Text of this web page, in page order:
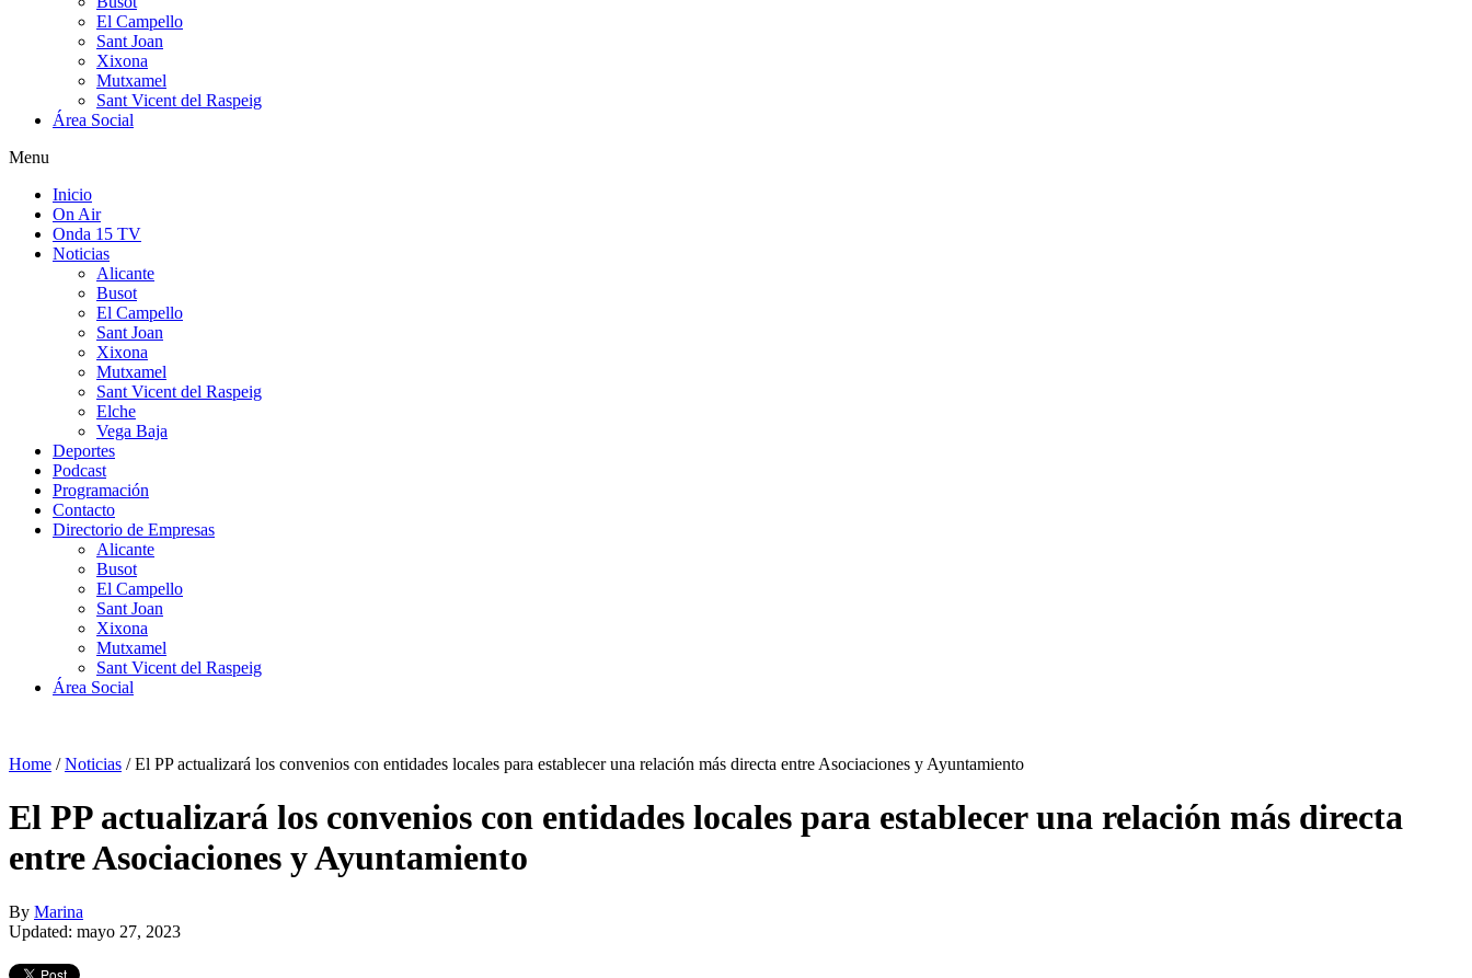
El Campello
Sant Joan
Xixona
Mutxamel
Sant Vicent del Raspeig
Área Social
Menu
Inicio
On Air
Onda 15 TV
Noticias
Alicante
Busot
El Campello
Sant Joan
Xixona
Mutxamel
Sant Vicent del Raspeig
Elche
Vega Baja
Deportes
Podcast
Programación
Contacto
Directorio de Empresas
Alicante
Busot
El Campello
Sant Joan
Xixona
Mutxamel
Sant Vicent del Raspeig
Área Social
Home /Noticias /El PP actualizará los convenios con entidades locales para establecer una relación más directa entre Asociaciones y Ayuntamiento
El PP actualizará los convenios con entidades locales para establecer una relación más directa
entre Asociaciones y Ayuntamiento
By Marina
Updated: mayo 27, 2023